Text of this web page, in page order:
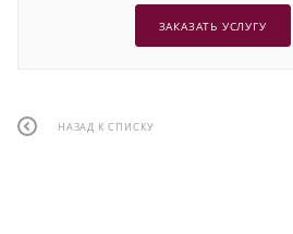
ЗАКАЗАТЬ УСЛУГУ
НАЗАД К СПИСКУ